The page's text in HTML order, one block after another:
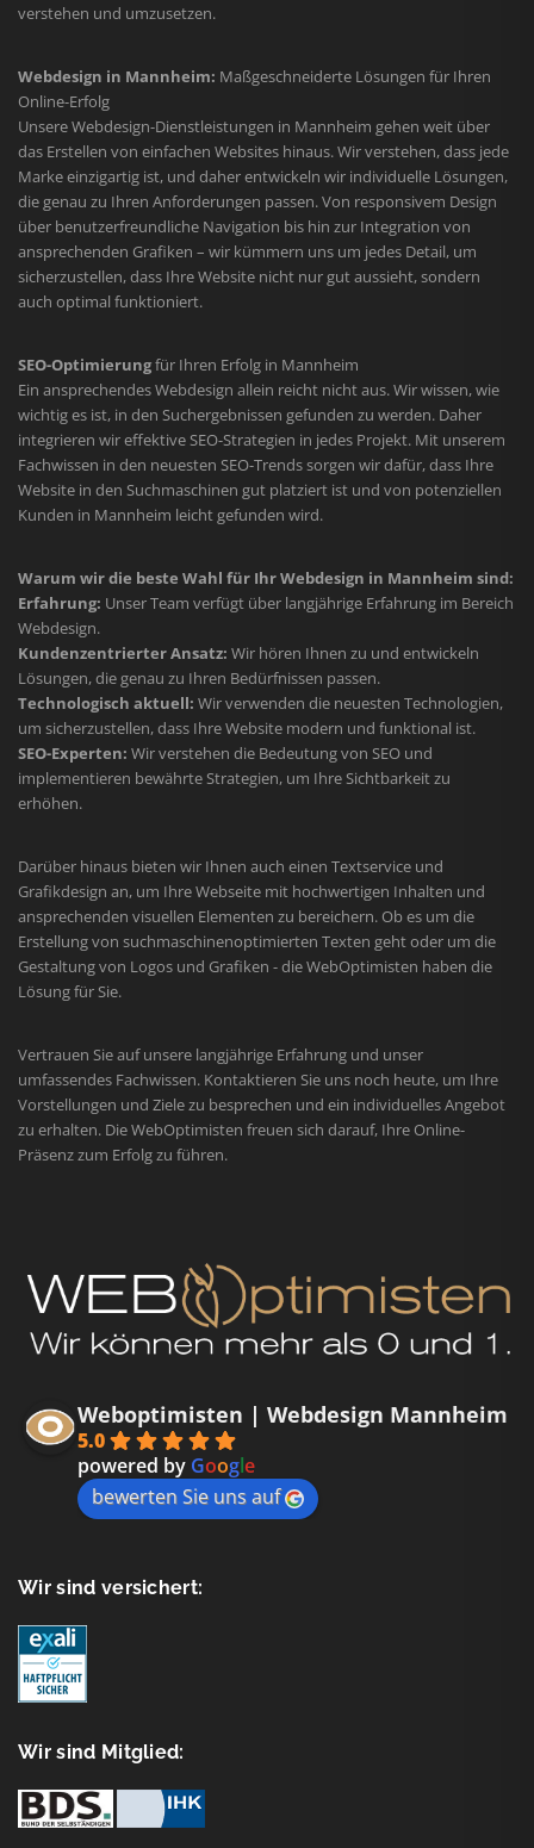
verstehen und umzusetzen.
Webdesign in Mannheim: Maßgeschneiderte Lösungen für Ihren
Online-Erfolg
Unsere Webdesign-Dienstleistungen in Mannheim gehen weit über
das Erstellen von einfachen Websites hinaus. Wir verstehen, dass jede
Marke einzigartig ist, und daher entwickeln wir individuelle Lösungen,
die genau zu Ihren Anforderungen passen. Von responsivem Design
über benutzerfreundliche Navigation bis hin zur Integration von
ansprechenden Grafiken – wir kümmern uns um jedes Detail, um
sicherzustellen, dass Ihre Website nicht nur gut aussieht, sondern
auch optimal funktioniert.
SEO-Optimierungfür Ihren Erfolg in Mannheim
Ein ansprechendes Webdesign allein reicht nicht aus. Wir wissen, wie
wichtig es ist, in den Suchergebnissen gefunden zu werden. Daher
integrieren wir effektive SEO-Strategien in jedes Projekt. Mit unserem
Fachwissen in den neuesten SEO-Trends sorgen wir dafür, dass Ihre
Website in den Suchmaschinen gut platziert ist und von potenziellen
Kunden in Mannheim leicht gefunden wird.
Warum wir die beste Wahl für Ihr Webdesign in Mannheim sind:
Erfahrung: Unser Team verfügt über langjährige Erfahrung im Bereich
Webdesign.
Kundenzentrierter Ansatz: Wir hören Ihnen zu und entwickeln
Lösungen, die genau zu Ihren Bedürfnissen passen.
Technologisch aktuell: Wir verwenden die neuesten Technologien,
um sicherzustellen, dass Ihre Website modern und funktional ist.
SEO-Experten: Wir verstehen die Bedeutung von SEO und
implementieren bewährte Strategien, um Ihre Sichtbarkeit zu
erhöhen.
Darüber hinaus bieten wir Ihnen auch einen Textservice und
Grafikdesign an, um Ihre Webseite mit hochwertigen Inhalten und
ansprechenden visuellen Elementen zu bereichern. Ob es um die
Erstellung von suchmaschinenoptimierten Texten geht oder um die
Gestaltung von Logos und Grafiken - die WebOptimisten haben die
Lösung für Sie.
Vertrauen Sie auf unsere langjährige Erfahrung und unser
umfassendes Fachwissen. Kontaktieren Sie uns noch heute, um Ihre
Vorstellungen und Ziele zu besprechen und ein individuelles Angebot
zu erhalten. Die WebOptimisten freuen sich darauf, Ihre Online-
Präsenz zum Erfolg zu führen.
Weboptimisten | Webdesign Mannheim
5.0
powered by Google
bewerten Sie uns auf
Wir sind versichert:
Wir sind Mitglied: